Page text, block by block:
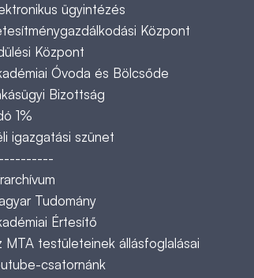
ügyintézés
Központ
Központ
Óvoda és Bölcsőde
Bizottság
1%
igazgatási szünet
Tudomány
Értesítő
MTA testületeinek állásfoglalásai
csatornánk